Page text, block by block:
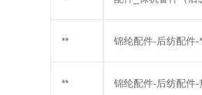
** 锦纶配件-后纺配件-
** 锦纶配件-后纺配件